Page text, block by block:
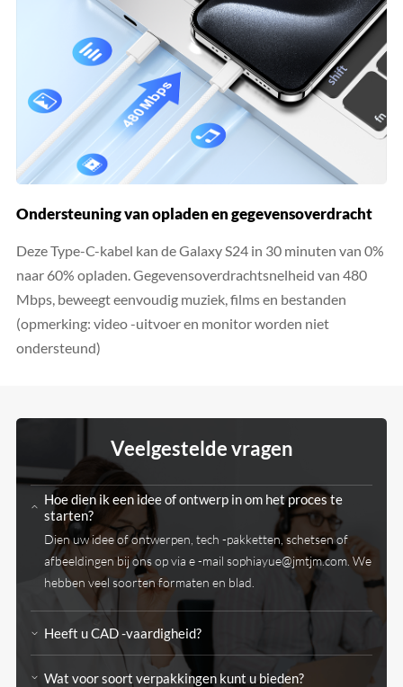
Ondersteuning van opladen en gegevensoverdracht
Deze Type-C-kabel kan de Galaxy S24 in 30 minuten van 0%
naar 60% opladen. Gegevensoverdrachtsnelheid van 480
Mbps, beweegt eenvoudig muziek, films en bestanden
(opmerking: video -uitvoer en monitor worden niet
ondersteund)
Veelgestelde vragen
Hoe dien ik een idee of ontwerp in om het proces te
starten?
Dien uw idee of ontwerpen, tech -pakketten, schetsen of
afbeeldingen bij ons op via e -mailsophiayue@jmtjm.com . We
hebben veel soorten formaten en blad.
Heeft u CAD -vaardigheid?
Wat voor soort verpakkingen kunt u bieden?